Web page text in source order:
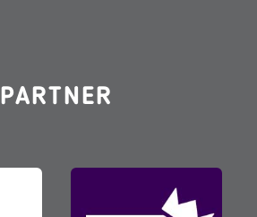
PARTNER